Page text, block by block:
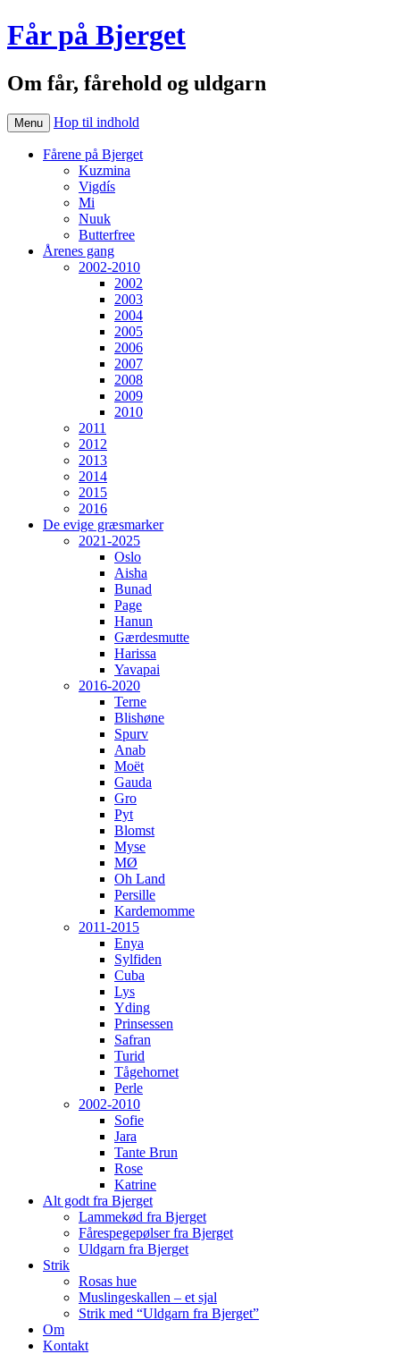
Får på Bjerget
Om får, fårehold og uldgarn
Menu Hop til indhold
Fårene på Bjerget
Kuzmina
Vigdís
Mi
Nuuk
Butterfree
Årenes gang
2002-2010
2002
2003
2004
2005
2006
2007
2008
2009
2010
2011
2012
2013
2014
2015
2016
De evige græsmarker
2021-2025
Oslo
Aisha
Bunad
Page
Hanun
Gærdesmutte
Harissa
Yavapai
2016-2020
Terne
Blishøne
Spurv
Anab
Moët
Gauda
Gro
Pyt
Blomst
Myse
MØ
Oh Land
Persille
Kardemomme
2011-2015
Enya
Sylfiden
Cuba
Lys
Yding
Prinsessen
Safran
Turid
Tågehornet
Perle
2002-2010
Sofie
Jara
Tante Brun
Rose
Katrine
Alt godt fra Bjerget
Lammekød fra Bjerget
Fårespegepølser fra Bjerget
Uldgarn fra Bjerget
Strik
Rosas hue
Muslingeskallen – et sjal
Strik med “Uldgarn fra Bjerget”
Om
Kontakt